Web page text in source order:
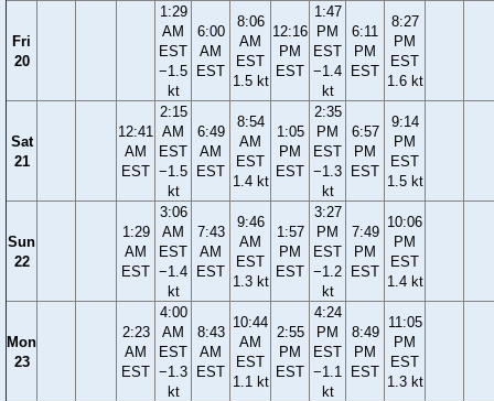
Fri
20
1:29
AM
EST
−1.5
kt
6:00
AM
EST
8:06
AM
EST
1.5 kt
12:16
PM
EST
1:47
PM
EST
−1.4
kt
6:11
PM
EST
8:27
PM
EST
1.6 kt
Sat
21
12:41
AM
EST
2:15
AM
EST
−1.5
kt
6:49
AM
EST
8:54
AM
EST
1.4 kt
1:05
PM
EST
2:35
PM
EST
−1.3
kt
6:57
PM
EST
9:14
PM
EST
1.5 kt
Sun
22
1:29
AM
EST
3:06
AM
EST
−1.4
kt
7:43
AM
EST
9:46
AM
EST
1.3 kt
1:57
PM
EST
3:27
PM
EST
−1.2
kt
7:49
PM
EST
10:06
PM
EST
1.4 kt
Mon
23
2:23
AM
EST
4:00
AM
EST
−1.3
kt
8:43
AM
EST
10:44
AM
EST
1.1 kt
2:55
PM
EST
4:24
PM
EST
−1.1
kt
8:49
PM
EST
11:05
PM
EST
1.3 kt